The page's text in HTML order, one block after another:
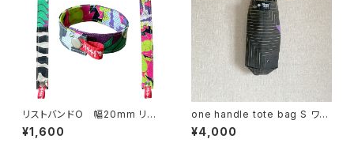
リストバンドO 幅20mm リバ
ーシブル
¥1,600
one handle tote bag S ワン
ハンドル トートバッグ s
¥4,000